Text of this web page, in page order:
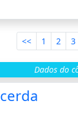
<<
1 2 3
Dados do